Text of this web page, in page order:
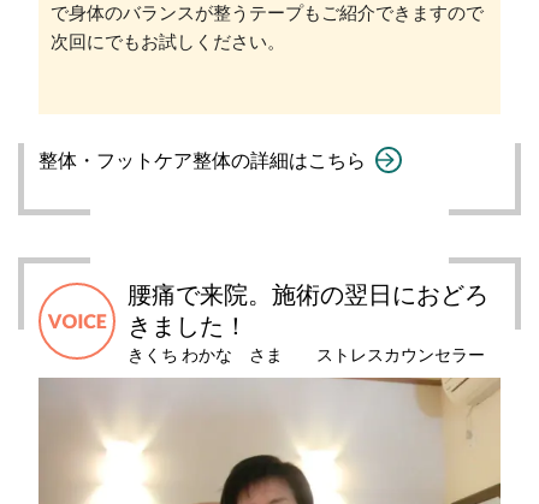
で身体のバランスが整うテープもご紹介できますので
次回にでもお試しください。
整体・フットケア整体の詳細はこちら
腰痛で来院。施術の翌日におどろ
きました！
きくち わかな さま ストレスカウンセラー